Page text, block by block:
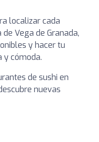
localizar cada
Vega de Granada,
y hacer tu
y cómoda.
de sushi en
nuevas